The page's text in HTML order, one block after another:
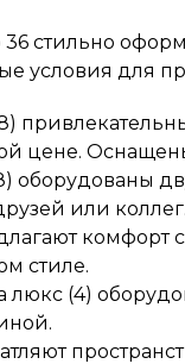
стильно
условия для
цене.
оборудованы
или коллег.
комфорт
стиле.
(4)